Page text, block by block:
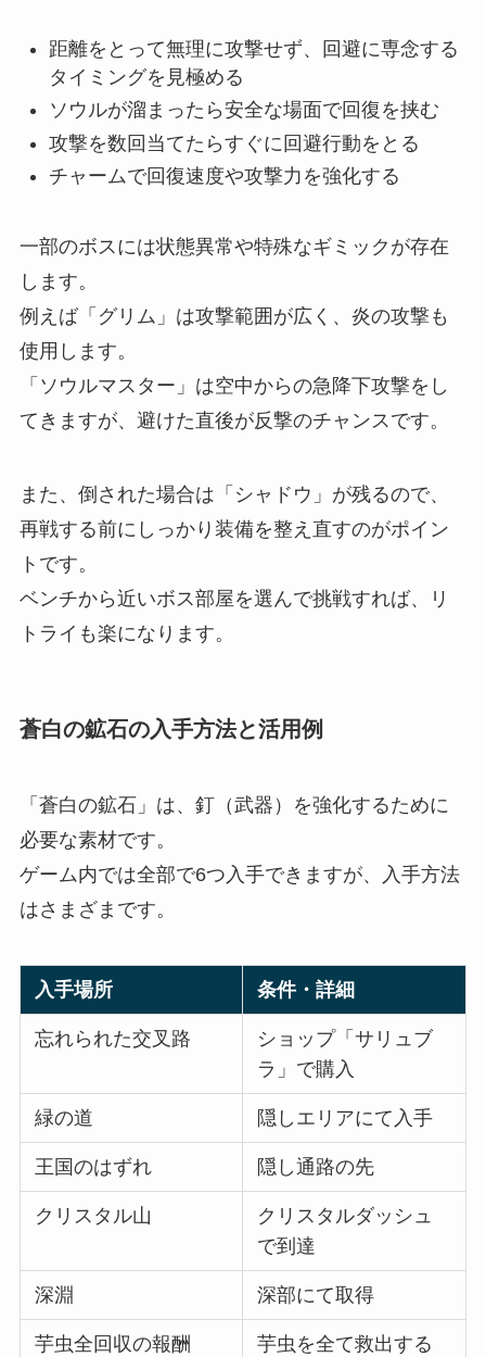
距離をとって無理に攻撃せず、回避に専念する
タイミングを見極める
ソウルが溜まったら安全な場面で回復を挟む
攻撃を数回当てたらすぐに回避行動をとる
チャームで回復速度や攻撃力を強化する
一部のボスには状態異常や特殊なギミックが存在
します。
例えば「グリム」は攻撃範囲が広く、炎の攻撃も
使用します。
「ソウルマスター」は空中からの急降下攻撃をし
てきますが、避けた直後が反撃のチャンスです。
また、倒された場合は「シャドウ」が残るので、
再戦する前にしっかり装備を整え直すのがポイン
トです。
ベンチから近いボス部屋を選んで挑戦すれば、リ
トライも楽になります。
蒼白の鉱石の入手方法と活用例
「蒼白の鉱石」は、釘（武器）を強化するために
必要な素材です。
ゲーム内では全部で6つ入手できますが、入手方法
はさまざまです。
入手場所 条件・詳細
忘れられた交叉路
ショップ「サリュブ
ラ」で購入
緑の道 隠しエリアにて入手
王国のはずれ 隠し通路の先
クリスタル山
クリスタルダッシュ
で到達
深淵 深部にて取得
芋虫全回収の報酬
芋虫を全て救出する